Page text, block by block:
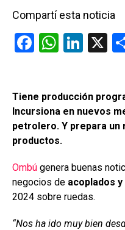
Compartí esta noticia
F
b
o
o
k
W
s
A
p
p
Li
dI
n
X
Tiene producción
Incursiona en nuevos
petrolero. Y prepara un
productos.
Ombú genera buenas
negocios de acoplados
2024 sobre ruedas.
“Nos ha ido muy bien